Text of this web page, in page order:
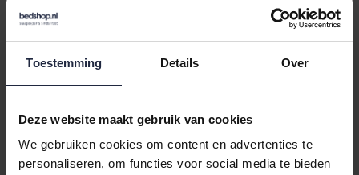
Toestemming Details Over
Deze website maakt gebruik van cookies
We gebruiken cookies om content en advertenties te
personaliseren, om functies voor social media te bieden